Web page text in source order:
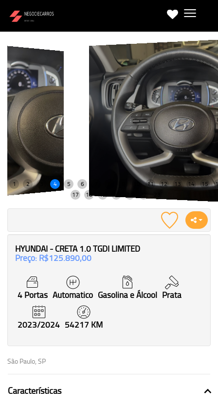
HYUNDAI - CRETA 1.0 TGDI LIMITED
Preço: R$125.890,00
4 Portas Automatico Gasolina e Álcool Prata
2023/2024 54217 KM
São Paulo, SP
Características